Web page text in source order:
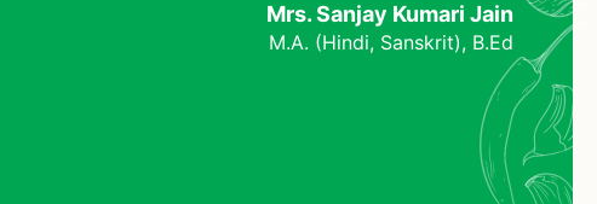
Mrs. Sanjay Kumari Jain
M.A. (Hindi, Sanskrit), B.Ed